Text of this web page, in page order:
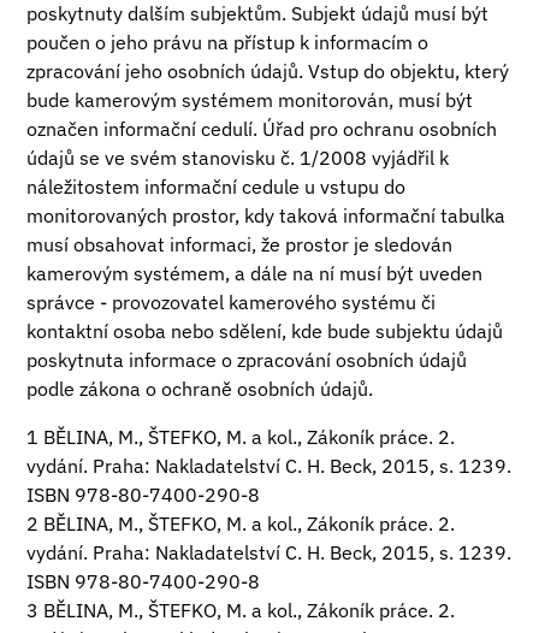
poskytnuty dalším subjektům. Subjekt údajů musí být
poučen o jeho právu na přístup k informacím o
zpracování jeho osobních údajů. Vstup do objektu, který
bude kamerovým systémem monitorován, musí být
označen informační cedulí. Úřad pro ochranu osobních
údajů se ve svém stanovisku č. 1/2008 vyjádřil k
náležitostem informační cedule u vstupu do
monitorovaných prostor, kdy taková informační tabulka
musí obsahovat informaci, že prostor je sledován
kamerovým systémem, a dále na ní musí být uveden
správce - provozovatel kamerového systému či
kontaktní osoba nebo sdělení, kde bude subjektu údajů
poskytnuta informace o zpracování osobních údajů
podle zákona o ochraně osobních údajů.
1 BĚLINA, M., ŠTEFKO, M. a kol., Zákoník práce. 2.
vydání. Praha: Nakladatelství C. H. Beck, 2015, s. 1239.
ISBN 978-80-7400-290-8
2 BĚLINA, M., ŠTEFKO, M. a kol., Zákoník práce. 2.
vydání. Praha: Nakladatelství C. H. Beck, 2015, s. 1239.
ISBN 978-80-7400-290-8
3 BĚLINA, M., ŠTEFKO, M. a kol., Zákoník práce. 2.